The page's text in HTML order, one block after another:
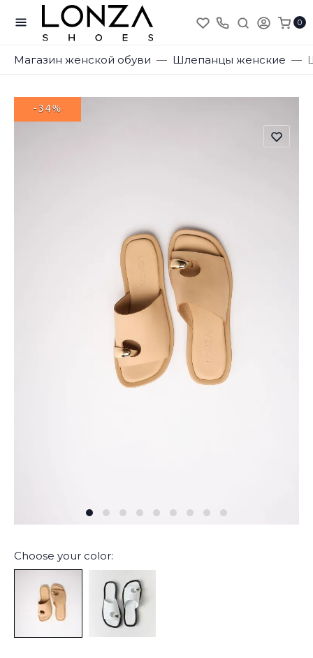
0
Магазин женской обуви Шлепанцы женские
-34%
Choose your color: